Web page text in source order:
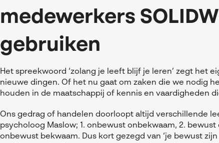
medewerkers
gebruiken
Het spreekwoord ‘zolang je leeft blijf je leren’ zegt het
nieuwe dingen. Of het nu gaat om zaken die we nodig
houden in de maatschappij of kennis en vaardigheden
Ons gedrag of handelen doorloopt altijd verschillende
psycholoog Maslow; 1. onbewust onbekwaam, 2.
onbewust bekwaam. Dus kort gezegd van ‘je bewust